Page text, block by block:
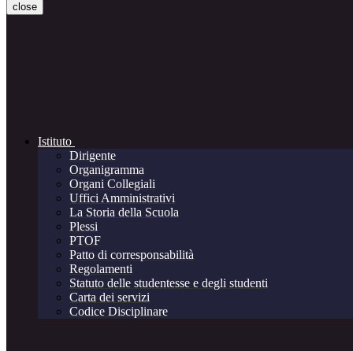
close
Istituto
Dirigente
Organigramma
Organi Collegiali
Uffici Amministrativi
La Storia della Scuola
Plessi
PTOF
Patto di corresponsabilità
Regolamenti
Statuto delle studentesse e degli studenti
Carta dei servizi
Codice Disciplinare